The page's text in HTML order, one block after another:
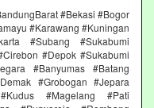
#Bekasi #Bogor
#Karawang #Kuningan
#Subang #Sukabumi
#Depok #Sukabumi
#Banyumas #Batang
#Grobogan #Jepara
#Magelang #Pati